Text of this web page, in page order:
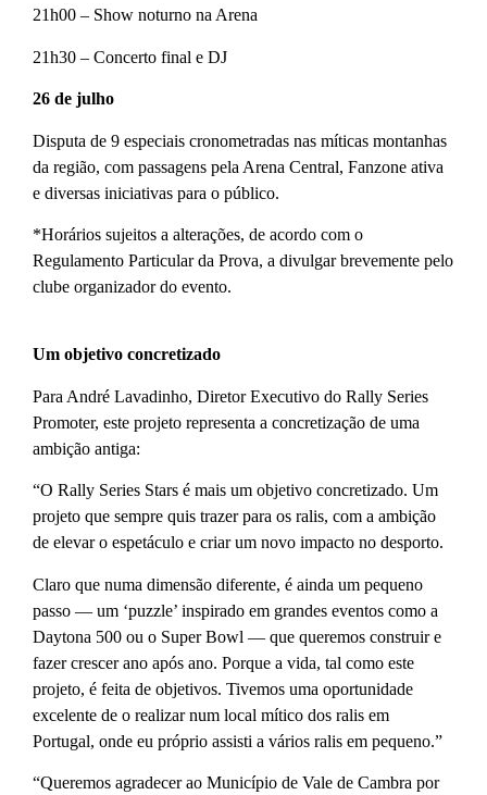
21h00 – Show noturno na Arena
21h30 – Concerto final e DJ
26 de julho
Disputa de 9 especiais cronometradas nas míticas montanhas
da região, com passagens pela Arena Central, Fanzone ativa
e diversas iniciativas para o público.
*Horários sujeitos a alterações, de acordo com o
Regulamento Particular da Prova, a divulgar brevemente pelo
clube organizador do evento.
Um objetivo concretizado
Para André Lavadinho, Diretor Executivo do Rally Series
Promoter, este projeto representa a concretização de uma
ambição antiga:
“O Rally Series Stars é mais um objetivo concretizado. Um
projeto que sempre quis trazer para os ralis, com a ambição
de elevar o espetáculo e criar um novo impacto no desporto.
Claro que numa dimensão diferente, é ainda um pequeno
passo — um ‘puzzle’ inspirado em grandes eventos como a
Daytona 500 ou o Super Bowl — que queremos construir e
fazer crescer ano após ano. Porque a vida, tal como este
projeto, é feita de objetivos. Tivemos uma oportunidade
excelente de o realizar num local mítico dos ralis em
Portugal, onde eu próprio assisti a vários ralis em pequeno.”
“Queremos agradecer ao Município de Vale de Cambra por